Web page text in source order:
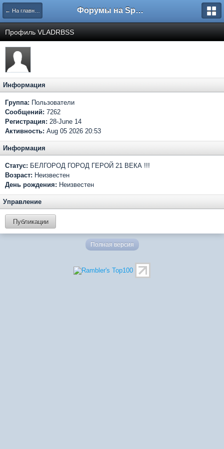
← На главную Форумы на Sportbox.ru
Профиль VLADRBSS
Информация
Группа: Пользователи
Сообщений: 7262
Регистрация: 28-June 14
Активность: Aug 05 2026 20:53
Информация
Статус: БЕЛГОРОД ГОРОД ГЕРОЙ 21 ВЕКА !!!
Возраст: Неизвестен
День рождения: Неизвестен
Управление
Публикации
Полная версия